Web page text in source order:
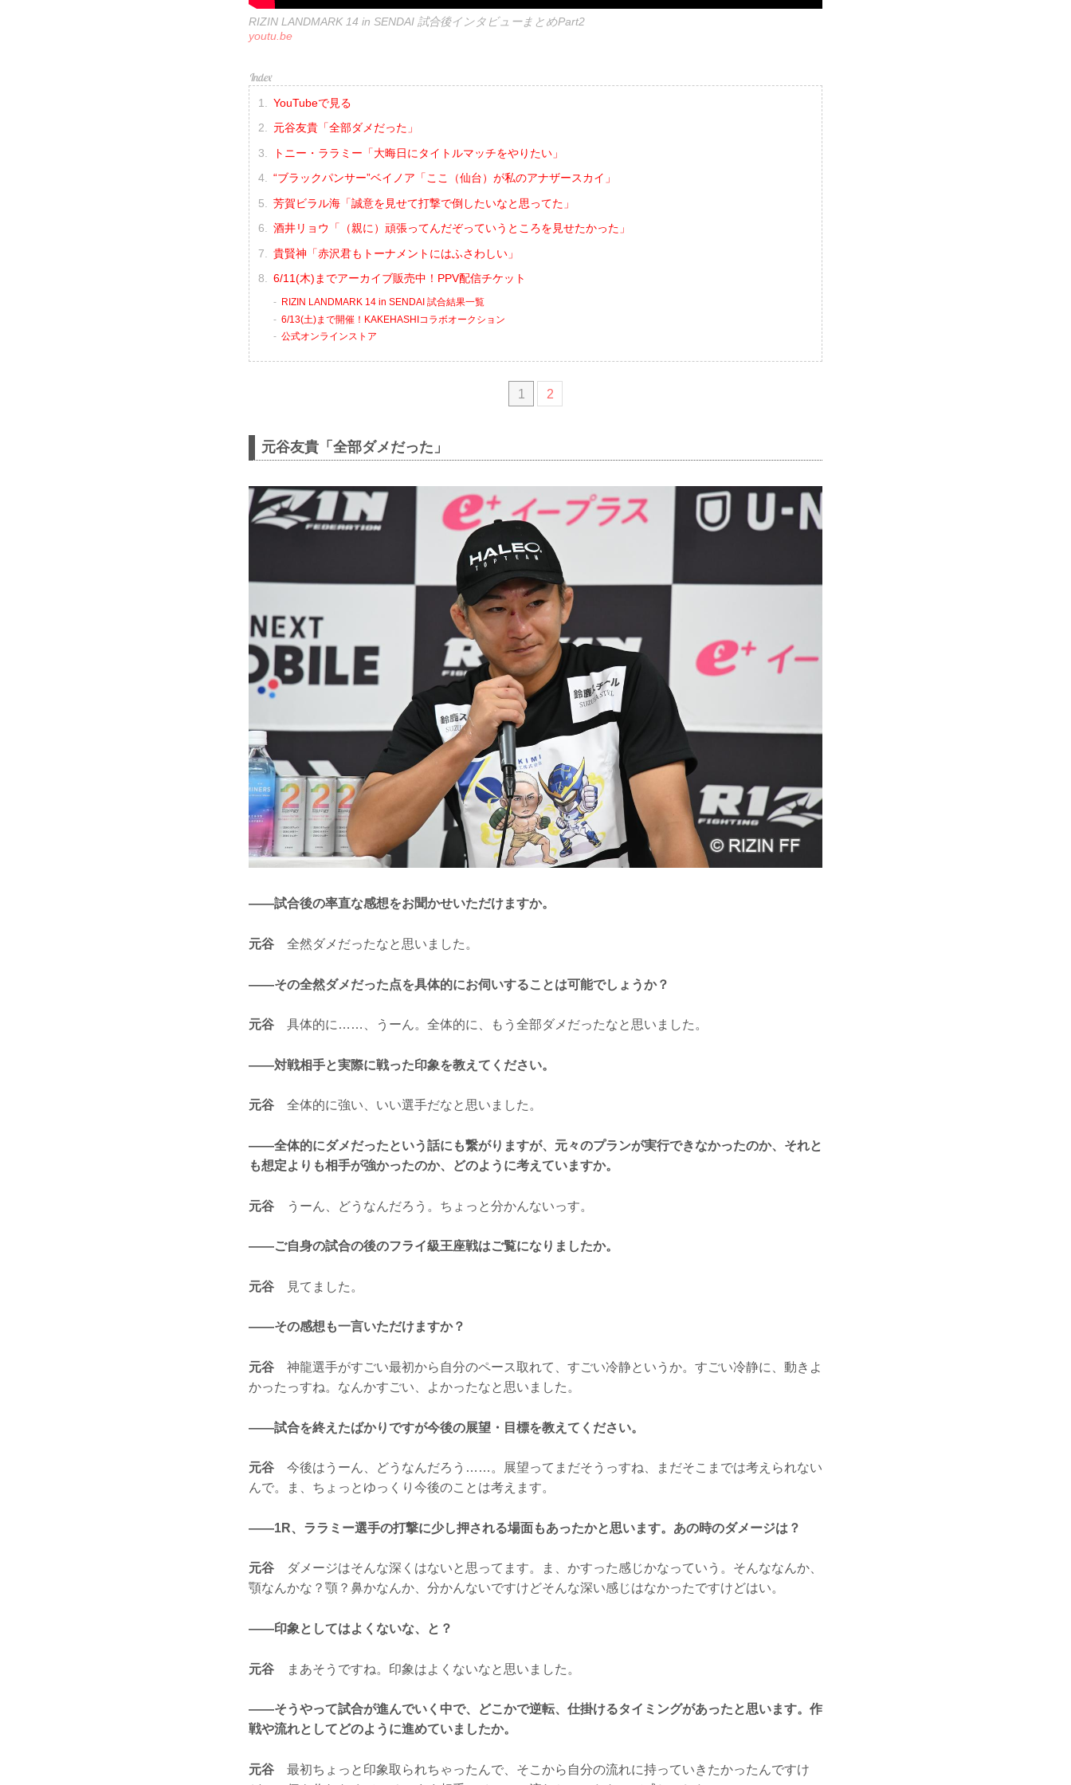
RIZIN LANDMARK 14 in SENDAI 試合後インタビューまとめPart2
youtu.be
YouTubeで見る
元谷友貴「全部ダメだった」
トニー・ララミー「大晦日にタイトルマッチをやりたい」
“ブラックパンサー”ベイノア「ここ（仙台）が私のアナザースカイ」
芳賀ビラル海「誠意を見せて打撃で倒したいなと思ってた」
酒井リョウ「（親に）頑張ってんだぞっていうところを見せたかった」
貴賢神「赤沢君もトーナメントにはふさわしい」
6/11(木)までアーカイブ販売中！PPV配信チケット
RIZIN LANDMARK 14 in SENDAI 試合結果一覧
6/13(土)まで開催！KAKEHASHIコラボオークション
公式オンラインストア
1 2
元谷友貴「全部ダメだった」
——試合後の率直な感想をお聞かせいただけますか。
元谷 全然ダメだったなと思いました。
——その全然ダメだった点を具体的にお伺いすることは可能でしょうか？
元谷 具体的に……、うーん。全体的に、もう全部ダメだったなと思いました。
——対戦相手と実際に戦った印象を教えてください。
元谷 全体的に強い、いい選手だなと思いました。
——全体的にダメだったという話にも繋がりますが、元々のプランが実行できなかったのか、それと
も想定よりも相手が強かったのか、どのように考えていますか。
元谷 うーん、どうなんだろう。ちょっと分かんないっす。
——ご自身の試合の後のフライ級王座戦はご覧になりましたか。
元谷 見てました。
——その感想も一言いただけますか？
元谷 神龍選手がすごい最初から自分のペース取れて、すごい冷静というか。すごい冷静に、動きよ
かったっすね。なんかすごい、よかったなと思いました。
——試合を終えたばかりですが今後の展望・目標を教えてください。
元谷 今後はうーん、どうなんだろう……。展望ってまだそうっすね、まだそこまでは考えられない
んで。ま、ちょっとゆっくり今後のことは考えます。
——1R、ララミー選手の打撃に少し押される場面もあったかと思います。あの時のダメージは？
元谷 ダメージはそんな深くはないと思ってます。ま、かすった感じかなっていう。そんななんか、
顎なんかな？顎？鼻かなんか、分かんないですけどそんな深い感じはなかったですけどはい。
——印象としてはよくないな、と？
元谷 まあそうですね。印象はよくないなと思いました。
——そうやって試合が進んでいく中で、どこかで逆転、仕掛けるタイミングがあったと思います。作
戦や流れとしてどのように進めていましたか。
元谷 最初ちょっと印象取られちゃったんで、そこから自分の流れに持っていきたかったんですけ